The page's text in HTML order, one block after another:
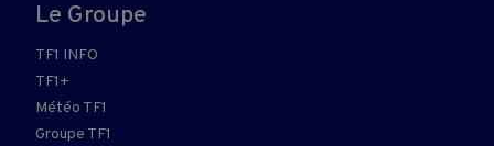
Le Groupe
TF1 INFO
TF1+
Météo TF1
Groupe TF1